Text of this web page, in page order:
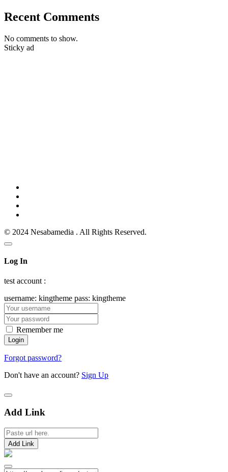
Recent Comments
No comments to show.
Sticky ad
© 2024 Nesabamedia . All Rights Reserved.
Log In
test account :
username: kingtheme pass: kingtheme
Remember me
Forgot password?
Don't have an account? Sign Up
Add Link
Add Link